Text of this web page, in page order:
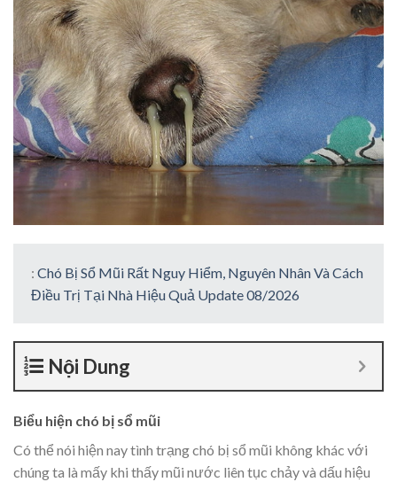
: Chó Bị Sổ Mũi Rất Nguy Hiểm, Nguyên Nhân Và Cách
Điều Trị Tại Nhà Hiệu Quả Update 08/2026
Nội Dung
Biểu hiện chó bị sổ mũi
Có thể nói hiện nay tình trạng chó bị sổ mũi không khác với
chúng ta là mấy khi thấy mũi nước liên tục chảy và dấu hiệu